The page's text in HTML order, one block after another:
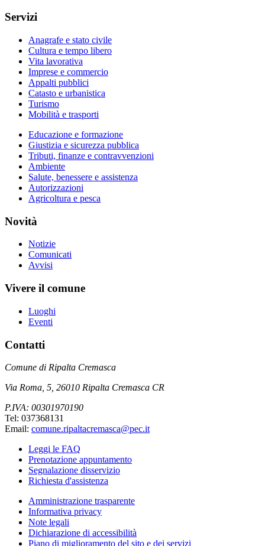
Servizi
Anagrafe e stato civile
Cultura e tempo libero
Vita lavorativa
Imprese e commercio
Appalti pubblici
Catasto e urbanistica
Turismo
Mobilità e trasporti
Educazione e formazione
Giustizia e sicurezza pubblica
Tributi, finanze e contravvenzioni
Ambiente
Salute, benessere e assistenza
Autorizzazioni
Agricoltura e pesca
Novità
Notizie
Comunicati
Avvisi
Vivere il comune
Luoghi
Eventi
Contatti
Comune di Ripalta Cremasca
Via Roma, 5, 26010 Ripalta Cremasca CR
P.IVA: 00301970190
Tel: 037368131
Email: comune.ripaltacremasca@pec.it
Leggi le FAQ
Prenotazione appuntamento
Segnalazione disservizio
Richiesta d'assistenza
Amministrazione trasparente
Informativa privacy
Note legali
Dichiarazione di accessibilità
Piano di miglioramento del sito e dei servizi